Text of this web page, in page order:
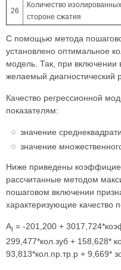
26
Количество
стороне сжатия
С помощью метода
установлено оптимальное
модель. Так, при включении
желаемый диагностический
Качество регрессионной
показателям:
значение
значение
Ниже приведены
рассчитанные методом
пошаговом включении
характеризующие качество
Ai = -201,200 +
299,477*кол.зуб + 158,628*
93,813*кол.пр.тр.р + 9,669*